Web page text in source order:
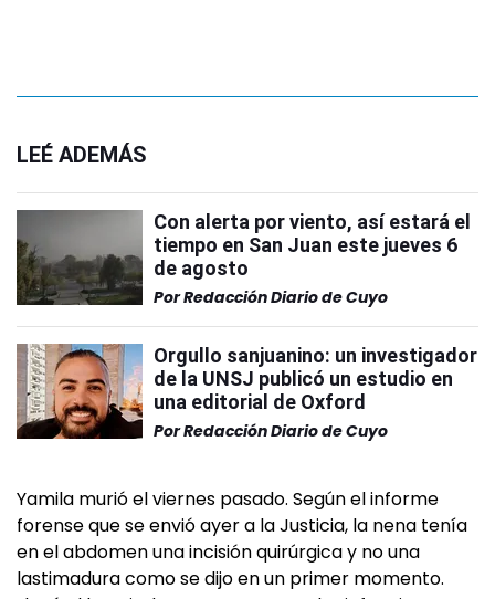
LEÉ ADEMÁS
Con alerta por viento, así estará el
tiempo en San Juan este jueves 6
de agosto
PorRedacción Diario de Cuyo
Orgullo sanjuanino: un investigador
de la UNSJ publicó un estudio en
una editorial de Oxford
PorRedacción Diario de Cuyo
Yamila murió el viernes pasado. Según el informe
forense que se envió ayer a la Justicia, la nena tenía
en el abdomen una incisión quirúrgica y no una
lastimadura como se dijo en un primer momento.